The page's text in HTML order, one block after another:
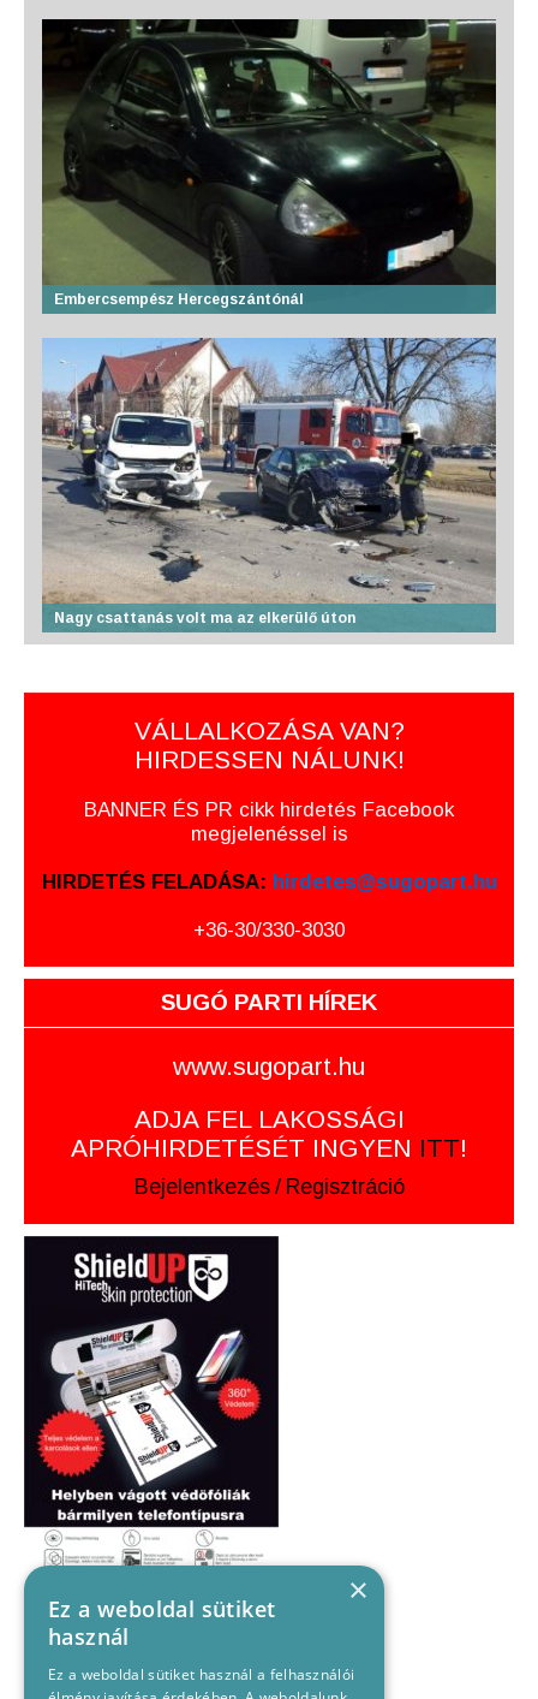
Embercsempész Hercegszántónál
Nagy csattanás volt ma az elkerülő úton
VÁLLALKOZÁSA VAN?
HIRDESSEN NÁLUNK!
BANNER ÉS PR cikk hirdetés Facebook
megjelenéssel is
HIRDETÉS FELADÁSA: hirdetes@sugopart.hu
+36-30/330-3030
SUGÓ PARTI HÍREK
www.sugopart.hu
ADJA FEL LAKOSSÁGI
APRÓHIRDETÉSÉT INGYEN ITT!
Bejelentkezés / Regisztráció
×
Ez a weboldal sütiket
használ
Ez a weboldal sütiket használ a felhasználói